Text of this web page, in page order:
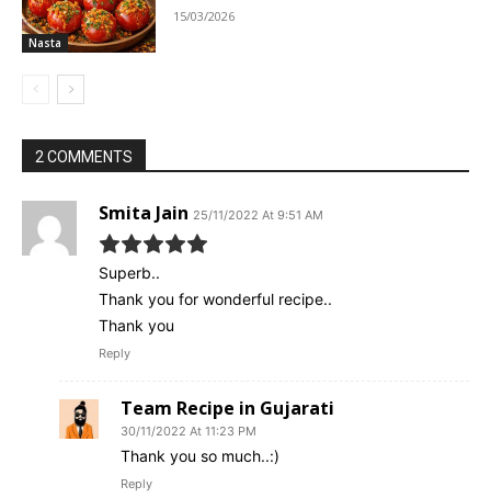
Nasta
15/03/2026
2 COMMENTS
Smita Jain 25/11/2022 At 9:51 AM
Superb..
Thank you for wonderful recipe..
Thank you
Reply
Team Recipe in Gujarati
30/11/2022 At 11:23 PM
Thank you so much..:)
Reply